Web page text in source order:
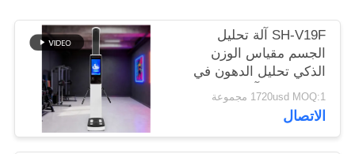
الموقع
PRIVACY
POLICY
SH-V19F آلة تحليل
الجسم مقياس الوزن
الذكي تحليل الدهون في
الجسم 270 آلة تكوين
الجسم
1720usd MOQ:1 مجموعة
الاتصال